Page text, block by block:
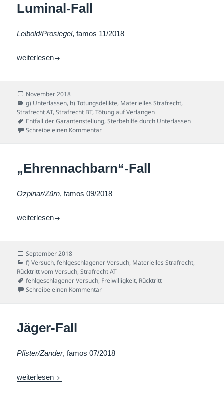
Luminal-Fall
Leibold/Prosiegel, famos 11/2018
Luminal-Fall
weiterlesen
Veröffentlicht
am
November 2018
Kategorien
g) Unterlassen, h) Tötungsdelikte, Materielles Strafrecht,
Strafrecht AT,Strafrecht BT,Tötung auf Verlangen
Schlagwörter
Entfall der Garantenstellung,Sterbehilfe durch Unterlassen
Schreibe einen Kommentarzu Luminal-Fall
„Ehrennachbarn“-Fall
Özpinar/Zürn, famos 09/2018
„Ehrennachbarn“-Fall
weiterlesen
Veröffentlicht
am
September 2018
Kategorien
f) Versuch,fehlgeschlagener Versuch, Materielles Strafrecht,
Rücktritt vom Versuch,Strafrecht AT
Schlagwörter
fehlgeschlagener Versuch, Freiwilligkeit, Rücktritt
Schreibe einen Kommentarzu „Ehrennachbarn“-Fall
Jäger-Fall
Pfister/Zander, famos 07/2018
Jäger-Fall
weiterlesen